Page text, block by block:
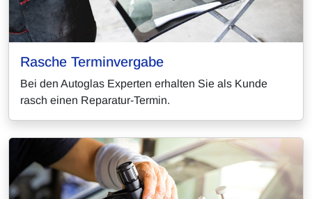
Rasche Terminvergabe
Bei den Autoglas Experten erhalten Sie als Kunde
rasch einen Reparatur-Termin.